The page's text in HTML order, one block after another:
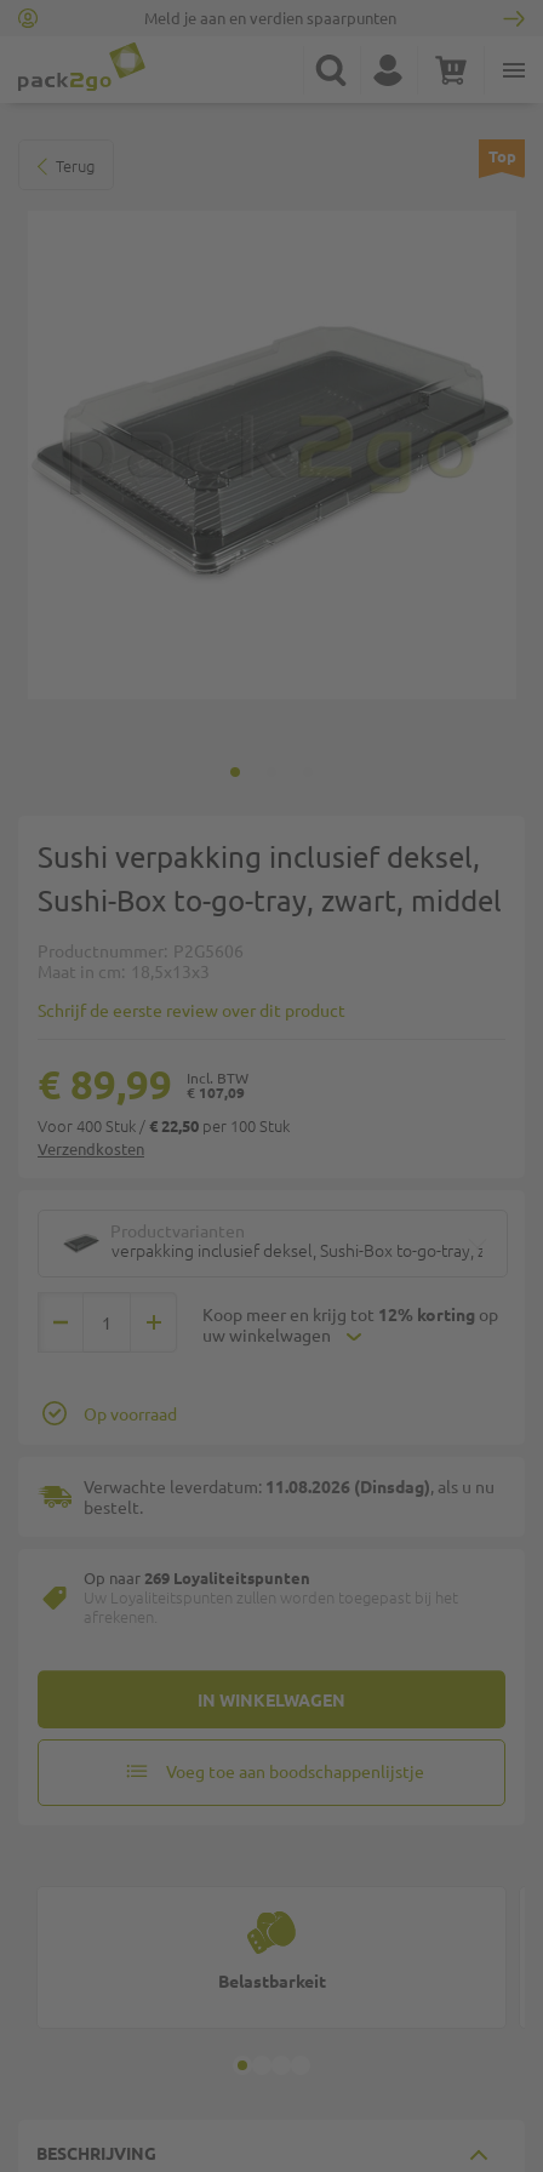
Meld je aan en verdien spaarpunten
Ga naar homepagina
Zoek Account Winkelwagen
Terug Top
Sushi verpakking inclusief deksel,
Sushi-Box to-go-tray, zwart, middel
Productnummer P2G5606
Maat in cm
18,5x13x3
Schrijf de eerste review over dit product
Verzendkosten
€ 107,09
€ 89,99
Voor 400 Stuk /€ 22,50 per 100 Stuk
Productvarianten
verpakking inclusief deksel, Sushi-Box to-go-tray, zwart,
Koop meer en krijg tot 12% korting op
uw winkelwagen
IN WINKELWAGEN
Op voorraad
Verwachte leverdatum: 11.08.2026 (Dinsdag), als u nu
bestelt.
Op naar 269 Loyaliteitspunten
Uw Loyaliteitspunten zullen worden toegepast bij het
afrekenen.
Voeg toe aan boodschappenlijstje
Belastbarkeit
BESCHRIJVING